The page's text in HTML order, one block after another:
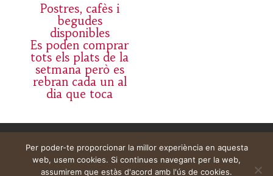
Postres, cafès i
begudes
disponibles
Es poden comprar
tots els plats de la
setmana però es
rebran cada un al
dia que toca
Per poder-te proporcionar la millor experiència en aquesta
web, usem cookies. Si continues navegant per la web,
assumirem que estàs d'acord amb l'ús de cookies.